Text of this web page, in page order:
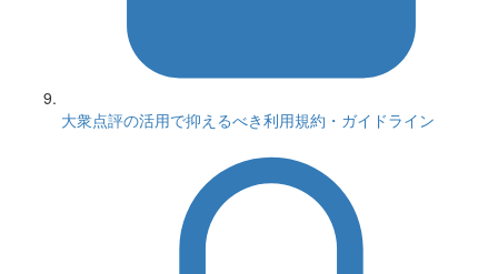
大衆点評の活用で抑えるべき利用規約・ガイドライン